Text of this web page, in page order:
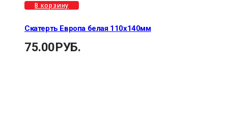
В корзину
Скатерть Европа белая 110х140мм
75.00РУБ.